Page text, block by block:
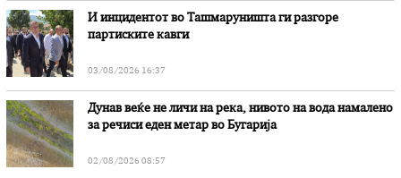
И инцидентот во Ташмаруништa ги разгоре
партиските кавги
03/08/2026 16:37
Дунав веќе не личи на река, нивото на вода намалено
за речиси еден метар во Бугарија
02/08/2026 08:57